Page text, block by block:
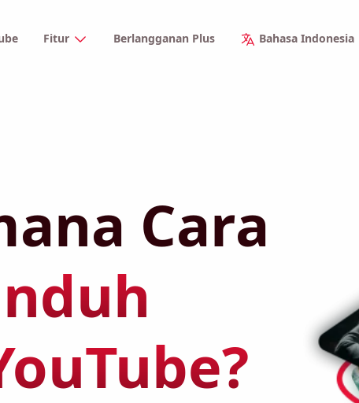
Fitur Berlangganan Plus Bahasa Indonesia
Cara
Video